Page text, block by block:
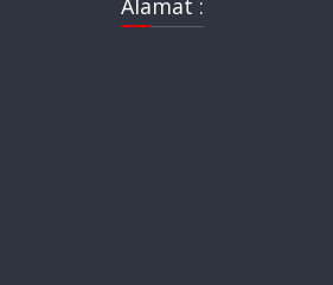
Alamat :